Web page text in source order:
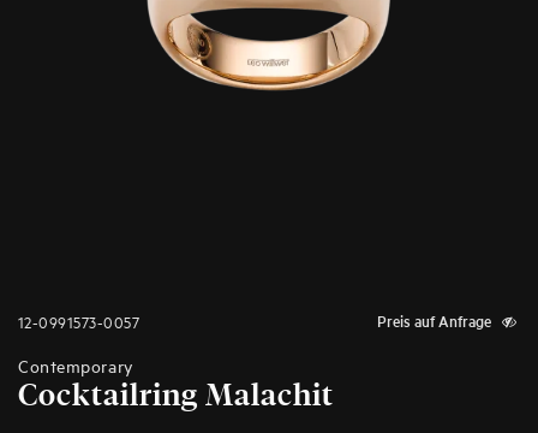
12-0991573-0057 Preis auf Anfrage
Contemporary
Cocktailring Malachit